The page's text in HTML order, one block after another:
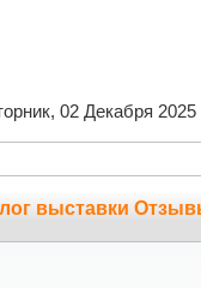
02 Декабря 2025
выставки